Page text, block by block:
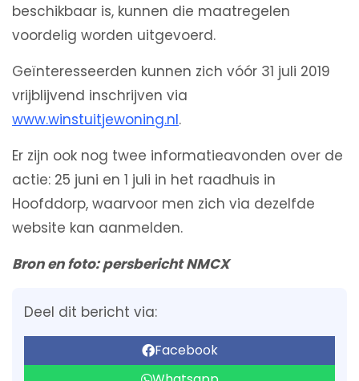
beschikbaar is, kunnen die maatregelen
voordelig worden uitgevoerd.
Geïnteresseerden kunnen zich vóór 31 juli 2019
vrijblijvend inschrijven via
www.winstuitjewoning.nl.
Er zijn ook nog twee informatieavonden over de
actie: 25 juni en 1 juli in het raadhuis in
Hoofddorp, waarvoor men zich via dezelfde
website kan aanmelden.
Bron en foto: persbericht NMCX
Deel dit bericht via:
Facebook